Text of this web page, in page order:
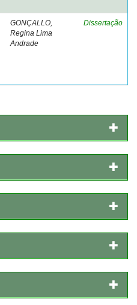
GONÇALLO,
Regina Lima
Andrade
Dissertação